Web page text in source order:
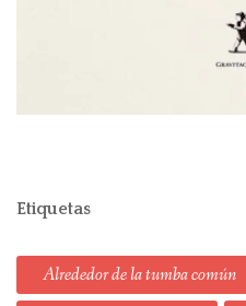
Etiquetas
Alrededor de la tumba común